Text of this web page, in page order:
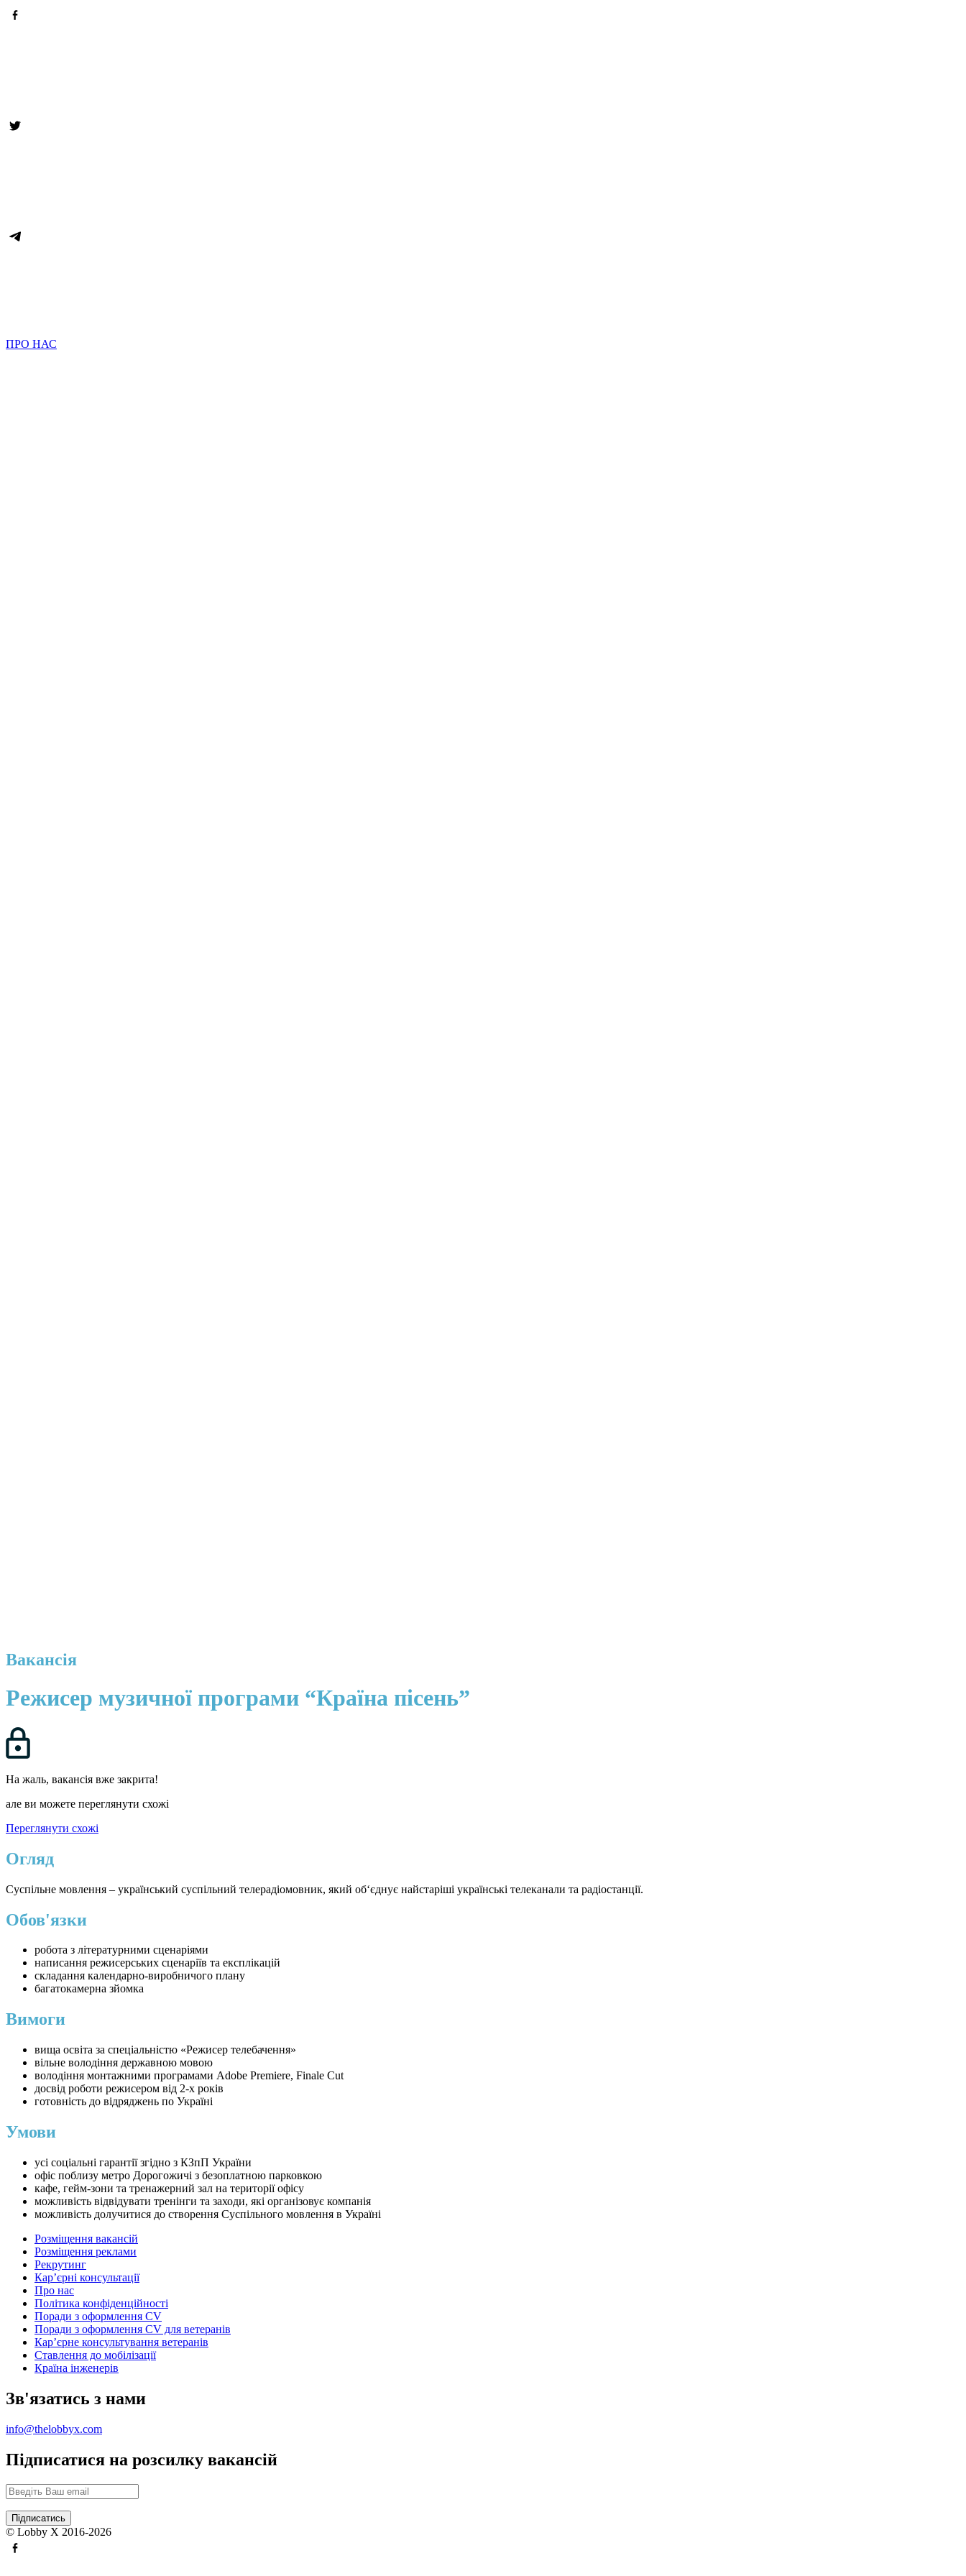
ПРО НАС
Вакансія
Режисер музичної програми “Країна пісень”
На жаль, вакансія вже закрита!
але ви можете переглянути схожі
Переглянути схожі
Огляд
Суспільне мовлення – український суспільний телерадіомовник, який об‘єднує найстаріші українські телеканали та радіостанції.
Обов'язки
робота з літературними сценаріями
написання режисерських сценаріїв та експлікацій
складання календарно-виробничого плану
багатокамерна зйомка
Вимоги
вища освіта за спеціальністю «Режисер телебачення»
вільне володіння державною мовою
володіння монтажними програмами Adobe Premiere, Finale Cut
досвід роботи режисером від 2-х років
готовність до відряджень по Україні
Умови
усі соціальні гарантії згідно з КЗпП України
офіс поблизу метро Дорогожичі з безоплатною парковкою
кафе, гейм-зони та тренажерний зал на території офісу
можливість відвідувати тренінги та заходи, які організовує компанія
можливість долучитися до створення Суспільного мовлення в Україні
Розміщення вакансій
Розміщення реклами
Рекрутинг
Карʼєрні консультації
Про нас
Політика конфіденційності
Поради з оформлення CV
Поради з оформлення CV для ветеранів
Карʼєрне консультування ветеранів
Ставлення до мобілізації
Країна інженерів
Зв'язатись з нами
info@thelobbyx.com
Підписатися на розсилку вакансій
© Lobby X 2016-2026